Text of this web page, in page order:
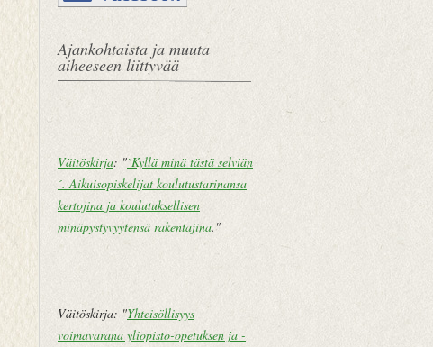
Ajankohtaista ja muuta
aiheeseen liittyvää
Väitöskirja: "`Kyllä minä tästä selviän
´. Aikuisopiskelijat koulutustarinansa
kertojina ja koulutuksellisen
minäpystyvyytensä rakentajina."
Väitöskirja: "Yhteisöllisyys
voimavarana yliopisto-opetuksen ja -